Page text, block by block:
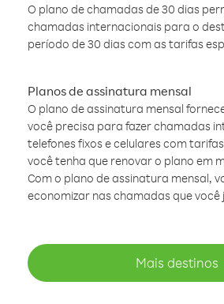
O plano de chamadas de 30 dias
chamadas internacionais para o
período de 30 dias com as tarifas
Planos de assinatura mensal
O plano de assinatura mensal
você precisa para fazer chamadas
telefones fixos e celulares com
você tenha que renovar o plano em
Com o plano de assinatura mensal,
economizar nas chamadas que você
Mais destinos